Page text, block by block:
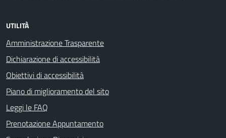
UTILITÀ
Amministrazione Trasparente
Dichiarazione di accessibilità
Obiettivi di accessibilità
Piano di miglioramento del sito
Leggi le FAQ
Prenotazione Appuntamento